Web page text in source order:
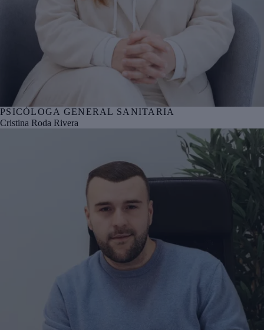
Nº col. COPBI BI06131
PSICÓLOGA GENERAL SANITARIA
Cristina Roda Rivera